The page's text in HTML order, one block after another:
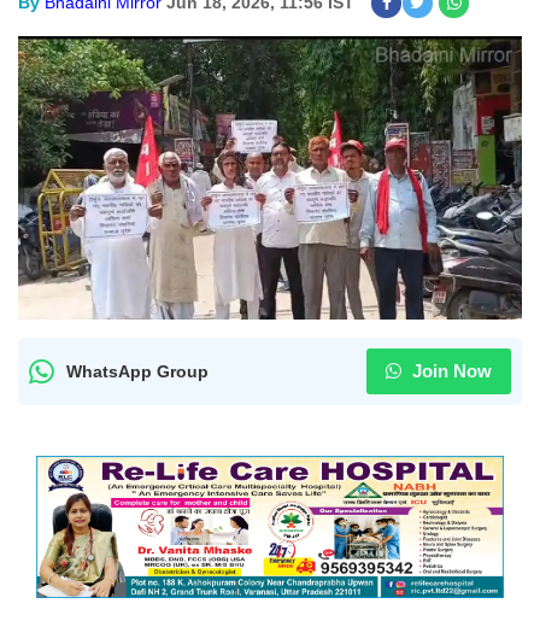
WhatsApp Group Join Now